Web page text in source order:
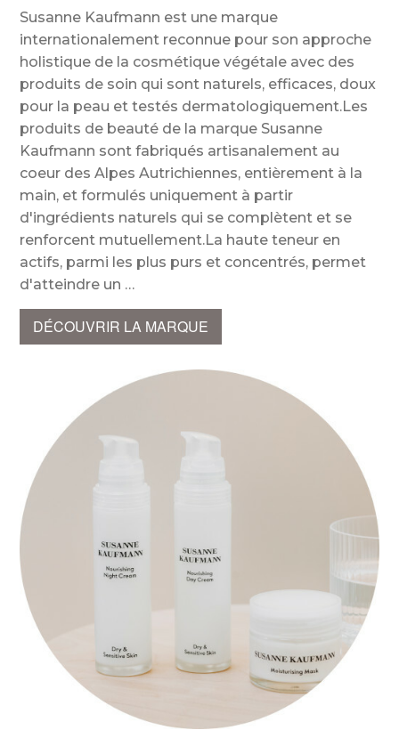
Susanne Kaufmann est une marque
internationalement reconnue pour son approche
holistique de la cosmétique végétale avec des
produits de soin qui sont naturels, efficaces, doux
pour la peau et testés dermatologiquement.Les
produits de beauté de la marque Susanne
Kaufmann sont fabriqués artisanalement au
coeur des Alpes Autrichiennes, entièrement à la
main, et formulés uniquement à partir
d'ingrédients naturels qui se complètent et se
renforcent mutuellement.La haute teneur en
actifs, parmi les plus purs et concentrés, permet
d'atteindre un
DÉCOUVRIR LA MARQUE